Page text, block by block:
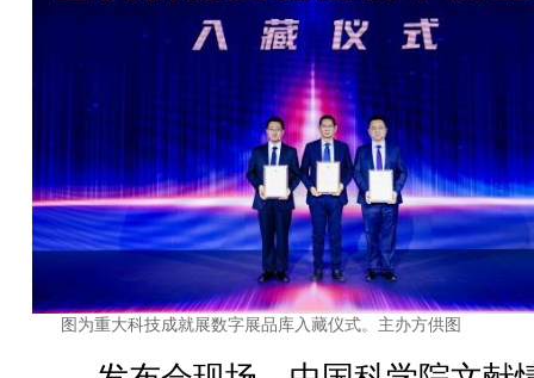
图为重大科技成就展数字展品库入藏仪式。主办方供图